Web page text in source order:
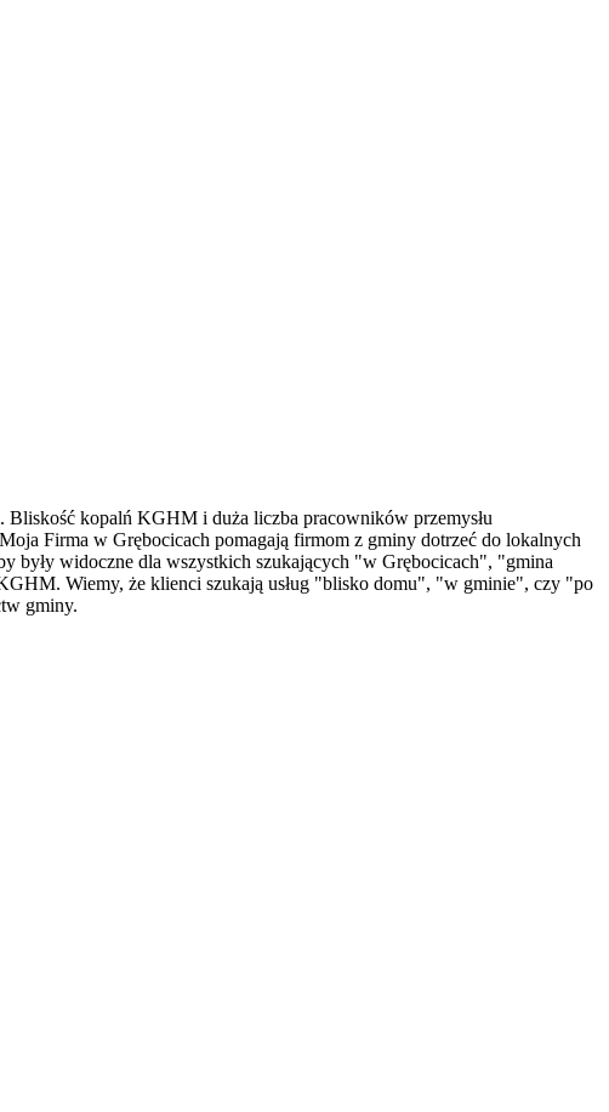
Bliskość kopalń KGHM i duża liczba pracowników przemysłu
Firma w Grębocicach pomagają firmom z gminy dotrzeć do lokalnych
były widoczne dla wszystkich szukających "w Grębocicach", "gmina
Wiemy, że klienci szukają usług "blisko domu", "w gminie", czy "po
gminy.